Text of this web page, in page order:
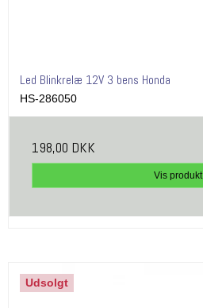
Led Blinkrelæ 12V 3 bens Honda
HS-286050
198,00 DKK
Vis produkt
Udsolgt